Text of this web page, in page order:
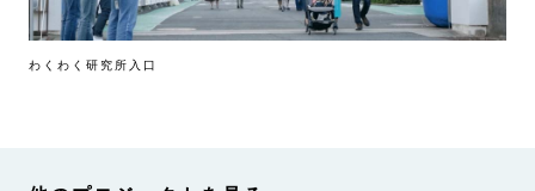
わくわく研究所入口